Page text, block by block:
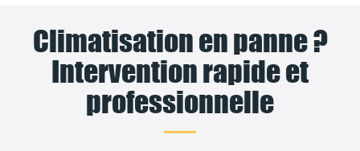
Climatisation en panne ?
Intervention rapide et
professionnelle